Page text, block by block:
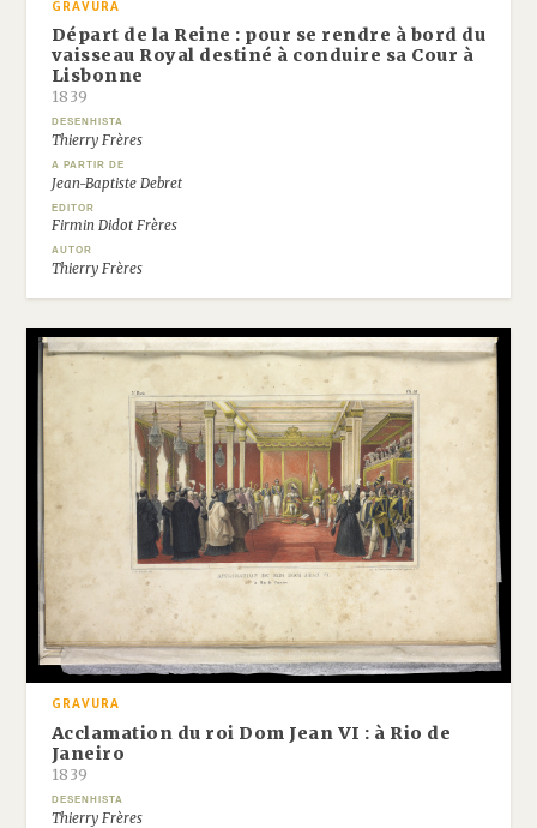
GRAVURA
Départ de la Reine : pour se rendre à bord du
vaisseau Royal destiné à conduire sa Cour à
Lisbonne
1839
DESENHISTA
Thierry Frères
A PARTIR DE
Jean-Baptiste Debret
EDITOR
Firmin Didot Frères
AUTOR
Thierry Frères
GRAVURA
Acclamation du roi Dom Jean VI : à Rio de
Janeiro
1839
DESENHISTA
Thierry Frères